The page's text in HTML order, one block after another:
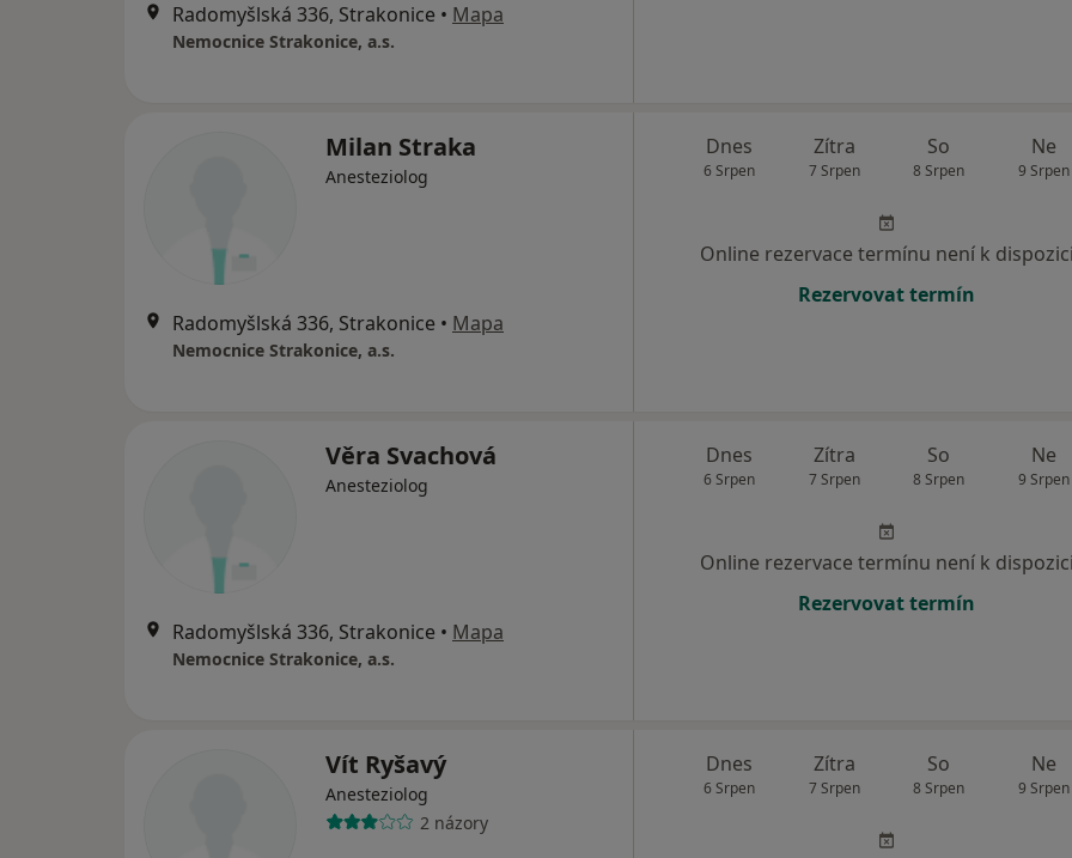
Radomyšlská 336, Strakonice • Mapa
Nemocnice Strakonice, a.s.
Milan Straka
Anesteziolog
Radomyšlská 336, Strakonice • Mapa
Nemocnice Strakonice, a.s.
Dnes
6 Srpen
Zítra
7 Srpen
So
8 Srpen
Ne
9 Srpen
Online rezervace termínu není k dispozici
Rezervovat termín
Věra Svachová
Anesteziolog
Radomyšlská 336, Strakonice • Mapa
Nemocnice Strakonice, a.s.
Dnes
6 Srpen
Zítra
7 Srpen
So
8 Srpen
Ne
9 Srpen
Online rezervace termínu není k dispozici
Rezervovat termín
Vít Ryšavý
Anesteziolog
2 názory
Dnes
6 Srpen
Zítra
7 Srpen
So
8 Srpen
Ne
9 Srpen